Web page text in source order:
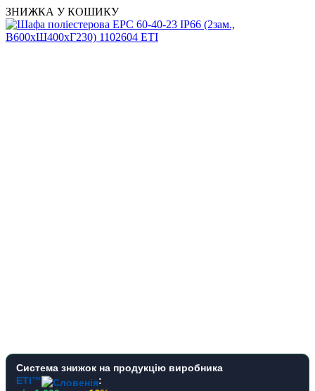
ЗНИЖКА У КОШИКУ
Система знижок на продукцію виробника
ETI™
: